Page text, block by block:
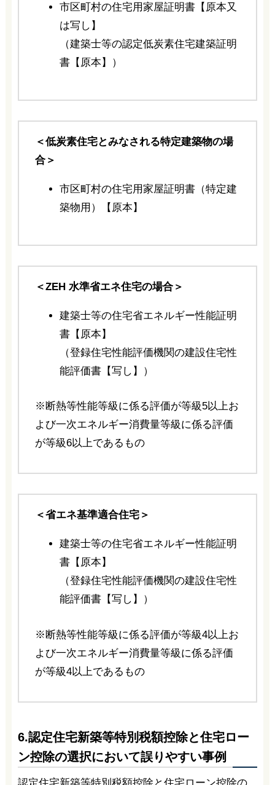
市区町村の住宅用家屋証明書【原本又
は写し】
（建築士等の認定低炭素住宅建築証明
書【原本】）
＜低炭素住宅とみなされる特定建築物の場
合＞
市区町村の住宅用家屋証明書（特定建
築物用）【原本】
＜ZEH 水準省エネ住宅の場合＞
建築士等の住宅省エネルギー性能証明
書【原本】
（登録住宅性能評価機関の建設住宅性
能評価書【写し】）
※断熱等性能等級に係る評価が等級5以上お
よび一次エネルギー消費量等級に係る評価
が等級6以上であるもの
＜省エネ基準適合住宅＞
建築士等の住宅省エネルギー性能証明
書【原本】
（登録住宅性能評価機関の建設住宅性
能評価書【写し】）
※断熱等性能等級に係る評価が等級4以上お
よび一次エネルギー消費量等級に係る評価
が等級4以上であるもの
6.認定住宅新築等特別税額控除と住宅ロー
ン控除の選択において誤りやすい事例